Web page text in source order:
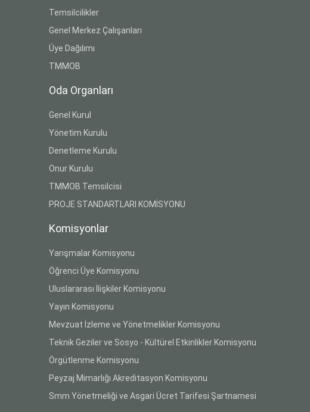
Temsilcilikler
Genel Merkez Çalışanları
Üye Dağılımı
TMMOB
Oda Organları
Genel Kurul
Yönetim Kurulu
Denetleme Kurulu
Onur Kurulu
TMMOB Temsilcisi
PROJE STANDARTLARI KOMİSYONU
Komisyonlar
Yarışmalar Komisyonu
Öğrenci Üye Komisyonu
Uluslararası İlişkiler Komisyonu
Yayın Komisyonu
Mevzuat İzleme ve Yönetmelikler Komisyonu
Teknik Geziler ve Sosyo - Kültürel Etkinlikler Komisyonu
Örgütlenme Komisyonu
Peyzaj Mimarlığı Akreditasyon Komisyonu
Smm Yönetmeliği ve Asgari Ücret Tarifesi Şartnamesi